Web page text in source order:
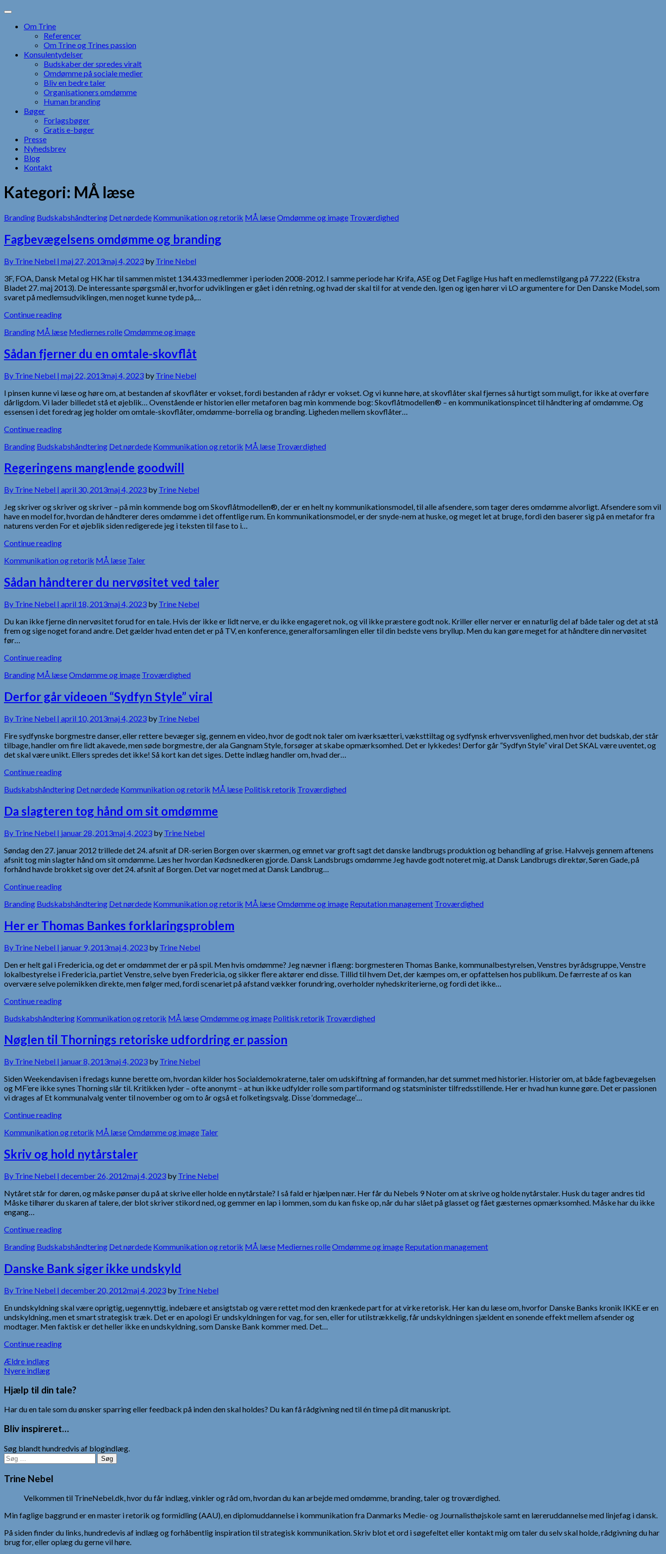
Skip
contentOm Trine
Referencer
Om Trine og Trines passion
Konsulentydelser
Budskaber der spredes viralt
Omdømme på sociale medier
Bliv en bedre taler
Organisationers omdømme
Human branding
Bøger
Forlagsbøger
Gratis e-bøger
Presse
Nyhedsbrev
Blog
Kontakt
Kategori: MÅ læse
Branding Budskabshåndtering Det nørdede Kommunikation og retorik MÅ læseOmdømme og image Troværdighed
Fagbevægelsens omdømme og branding
By Trine Nebel | maj 27, 2013maj 4, 2023 by Trine Nebel
3F, FOA, Dansk Metal og HK har til sammen mistet 134.433 medlemmer i perioden 2008-2012. I samme periode har Krifa, ASE og Det Faglige Hus haft en medlemstilgang på 77.222 (Ekstra
Bladet 27. maj 2013). De interessante spørgsmål er, hvorfor udviklingen er gået i dén retning, og hvad der skal til for at vende den. Igen og igen hører vi LO argumentere for Den Danske Model, som
svaret på medlemsudviklingen, men noget kunne tyde på,…
Continue reading
Branding MÅ læse Mediernes rolleOmdømme og image
Sådan fjerner du en omtale-skovflåt
By Trine Nebel | maj 22, 2013maj 4, 2023 by Trine Nebel
I pinsen kunne vi læse og høre om, at bestanden af skovflåter er vokset, fordi bestanden af rådyr er vokset. Og vi kunne høre, at skovflåter skal fjernes så hurtigt som muligt, for ikke at overføre
dårligdom. Vi lader billedet stå et øjeblik… Ovenstående er historien eller metaforen bag min kommende bog: Skovflåtmodellen® – en kommunikationspincet til håndtering af omdømme. Og
essensen i det foredrag jeg holder om omtale-skovflåter, omdømme-borrelia og branding. Ligheden mellem skovflåter…
Continue reading
Branding Budskabshåndtering Det nørdede Kommunikation og retorik MÅ læse Troværdighed
Regeringens manglende goodwill
By Trine Nebel | april 30, 2013maj 4, 2023 by Trine Nebel
Jeg skriver og skriver og skriver – på min kommende bog om Skovflåtmodellen®, der er en helt ny kommunikationsmodel, til alle afsendere, som tager deres omdømme alvorligt. Afsendere som vil
have en model for, hvordan de håndterer deres omdømme i det offentlige rum. En kommunikationsmodel, er der snyde-nem at huske, og meget let at bruge, fordi den baserer sig på en metafor fra
naturens verden For et øjeblik siden redigerede jeg i teksten til fase to i…
Continue reading
Kommunikation og retorik MÅ læse Taler
Sådan håndterer du nervøsitet ved taler
By Trine Nebel | april 18, 2013maj 4, 2023 by Trine Nebel
Du kan ikke fjerne din nervøsitet forud for en tale. Hvis der ikke er lidt nerve, er du ikke engageret nok, og vil ikke præstere godt nok. Kriller eller nerver er en naturlig del af både taler og det at stå
frem og sige noget forand andre. Det gælder hvad enten det er på TV, en konference, generalforsamlingen eller til din bedste vens bryllup. Men du kan gøre meget for at håndtere din nervøsitet
før…
Continue reading
Branding MÅ læseOmdømme og image Troværdighed
Derfor går videoen “Sydfyn Style” viral
By Trine Nebel | april 10, 2013maj 4, 2023 by Trine Nebel
Fire sydfynske borgmestre danser, eller rettere bevæger sig, gennem en video, hvor de godt nok taler om iværksætteri, væksttiltag og sydfynsk erhvervsvenlighed, men hvor det budskab, der står
tilbage, handler om fire lidt akavede, men søde borgmestre, der ala Gangnam Style, forsøger at skabe opmærksomhed. Det er lykkedes! Derfor går “Sydfyn Style” viral Det SKAL være uventet, og
det skal være unikt. Ellers spredes det ikke! Så kort kan det siges. Dette indlæg handler om, hvad der…
Continue reading
Budskabshåndtering Det nørdede Kommunikation og retorik MÅ læse Politisk retorik Troværdighed
Da slagteren tog hånd om sit omdømme
By Trine Nebel | januar 28, 2013maj 4, 2023 by Trine Nebel
Søndag den 27. januar 2012 trillede det 24. afsnit af DR-serien Borgen over skærmen, og emnet var groft sagt det danske landbrugs produktion og behandling af grise. Halvvejs gennem aftenens
afsnit tog min slagter hånd om sit omdømme. Læs her hvordan Kødsnedkeren gjorde. Dansk Landsbrugs omdømme Jeg havde godt noteret mig, at Dansk Landbrugs direktør, Søren Gade, på
forhånd havde brokket sig over det 24. afsnit af Borgen. Det var noget med at Dansk Landbrug…
Continue reading
Branding Budskabshåndtering Det nørdede Kommunikation og retorik MÅ læseOmdømme og image Reputation management Troværdighed
Her er Thomas Bankes forklaringsproblem
By Trine Nebel | januar 9, 2013maj 4, 2023 by Trine Nebel
Den er helt gal i Fredericia, og det er omdømmet der er på spil. Men hvis omdømme? Jeg nævner i flæng: borgmesteren Thomas Banke, kommunalbestyrelsen, Venstres byrådsgruppe, Venstre
lokalbestyrelse i Fredericia, partiet Venstre, selve byen Fredericia, og sikker flere aktører end disse. Tillid til hvem Det, der kæmpes om, er opfattelsen hos publikum. De færreste af os kan
overvære selve polemikken direkte, men følger med, fordi scenariet på afstand vækker forundring, overholder nyhedskriterierne, og fordi det ikke…
Continue reading
Budskabshåndtering Kommunikation og retorik MÅ læseOmdømme og image Politisk retorik Troværdighed
Nøglen til Thornings retoriske udfordring er passion
By Trine Nebel | januar 8, 2013maj 4, 2023 by Trine Nebel
Siden Weekendavisen i fredags kunne berette om, hvordan kilder hos Socialdemokraterne, taler om udskiftning af formanden, har det summet med historier. Historier om, at både fagbevægelsen
og MF’ere ikke synes Thorning slår til. Kritikken lyder – ofte anonymt – at hun ikke udfylder rolle som partiformand og statsminister tilfredsstillende. Her er hvad hun kunne gøre. Det er passionen
vi drages af Et kommunalvalg venter til november og om to år også et folketingsvalg. Disse ‘dommedage’…
Continue reading
Kommunikation og retorik MÅ læseOmdømme og image Taler
Skriv og hold nytårstaler
By Trine Nebel | december 26, 2012maj 4, 2023 by Trine Nebel
Nytåret står for døren, og måske pønser du på at skrive eller holde en nytårstale? I så fald er hjælpen nær. Her får du Nebels 9 Noter om at skrive og holde nytårstaler. Husk du tager andres tid
Måske tilhører du skaren af talere, der blot skriver stikord ned, og gemmer en lap i lommen, som du kan fiske op, når du har slået på glasset og fået gæsternes opmærksomhed. Måske har du ikke
engang…
Continue reading
Branding Budskabshåndtering Det nørdede Kommunikation og retorik MÅ læse Mediernes rolleOmdømme og image Reputation management
Danske Bank siger ikke undskyld
By Trine Nebel | december 20, 2012maj 4, 2023 by Trine Nebel
En undskyldning skal være oprigtig, uegennyttig, indebære et ansigtstab og være rettet mod den krænkede part for at virke retorisk. Her kan du læse om, hvorfor Danske Banks kronik IKKE er en
undskyldning, men et smart strategisk træk. Det er en apologi Er undskyldningen for vag, for sen, eller for utilstrækkelig, får undskyldningen sjældent en sonende effekt mellem afsender og
modtager. Men faktisk er det heller ikke en undskyldning, som Danske Bank kommer med. Det…
Continue reading
Navigation
til
indlæg
Ældre indlæg
Nyere indlæg
Hjælp til din tale?
Har du en tale som du ønsker sparring eller feedback på inden den skal holdes? Du kan få rådgivning ned til én time på dit manuskript.
Bliv inspireret…
Søg blandt hundredvis af blogindlæg.
Søg
efter:
Trine Nebel
Velkommen til TrineNebel.dk, hvor du får indlæg, vinkler og råd om, hvordan du kan arbejde med omdømme, branding, taler og troværdighed.
Min faglige baggrund er en master i retorik og formidling (AAU), en diplomuddannelse i kommunikation fra Danmarks Medie- og Journalisthøjskole samt en læreruddannelse med linjefag i dansk.
På siden finder du links, hundredevis af indlæg og forhåbentlig inspiration til strategisk kommunikation. Skriv blot et ord i søgefeltet eller kontakt mig om taler du selv skal holde, rådgivning du har
brug for, eller oplæg du gerne vil høre.